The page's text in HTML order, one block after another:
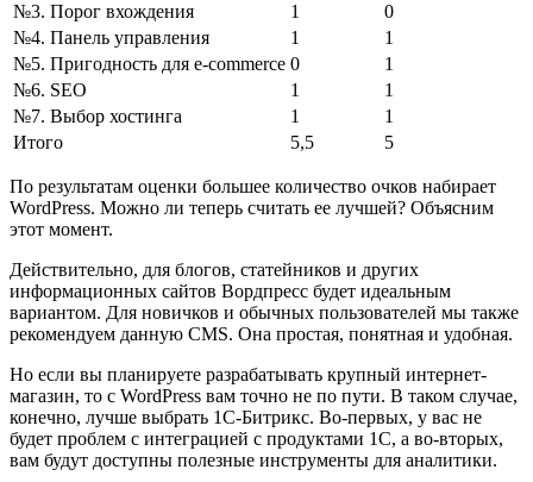
№3. Порог вхождения
1
0
№4. Панель управления
1
1
№5. Пригодность для e-commerce 0
1
№6. SEO
1
1
№7. Выбор хостинга
1
1
Итого
5,5 5
По результатам оценки большее количество очков набирает
WordPress. Можно ли теперь считать ее лучшей? Объясним
этот момент.
Действительно, для блогов, статейников и других
информационных сайтов Вордпресс будет идеальным
вариантом. Для новичков и обычных пользователей мы также
рекомендуем данную CMS. Она простая, понятная и удобная.
Но если вы планируете разрабатывать крупный интернет-
магазин, то с WordPress вам точно не по пути. В таком случае,
конечно, лучше выбрать 1С-Битрикс. Во-первых, у вас не
будет проблем с интеграцией с продуктами 1С, а во-вторых,
вам будут доступны полезные инструменты для аналитики.